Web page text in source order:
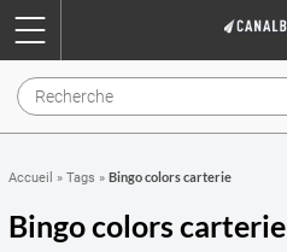
Accueil » Tags » Bingo colors carterie
Bingo colors carterie